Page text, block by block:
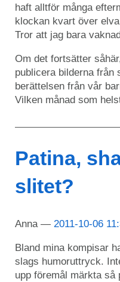
haft alltför många
klockan kvart över
Tror att jag bara
Om det fortsätter
publicera bilderna från
berättelsen från vår
Vilken månad som
Patina,
slitet?
Anna 2011-10-06
Bland mina kompisar
slags humoruttryck.
upp föremål märkta så